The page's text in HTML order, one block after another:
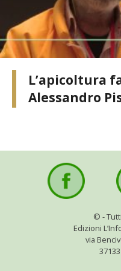
I PARTNER DI
RASIKAL
BIOGENTS
L’apicoltura
Alessandro
© -
Edizioni
via